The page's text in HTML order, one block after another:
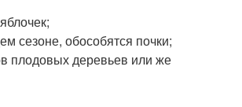
сезоне, обособятся почки;
плодовых деревьев или же